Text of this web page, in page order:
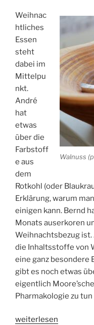
Walnuss
Weihnac
htliches
Essen
steht
dabei im
Mittelpu
nkt.
André
hat
etwas
über die
Farbstoff
e aus
dem
Rotkohl (oder
Erklärung, warum
einigen kann. Bernd
Monats auserkoren
Weihnachtsbezug
die Inhaltsstoffe von
eine ganz besondere
gibt es noch etwas
eigentlich
Pharmakologie zu tun
„WSR027
weiterlesen